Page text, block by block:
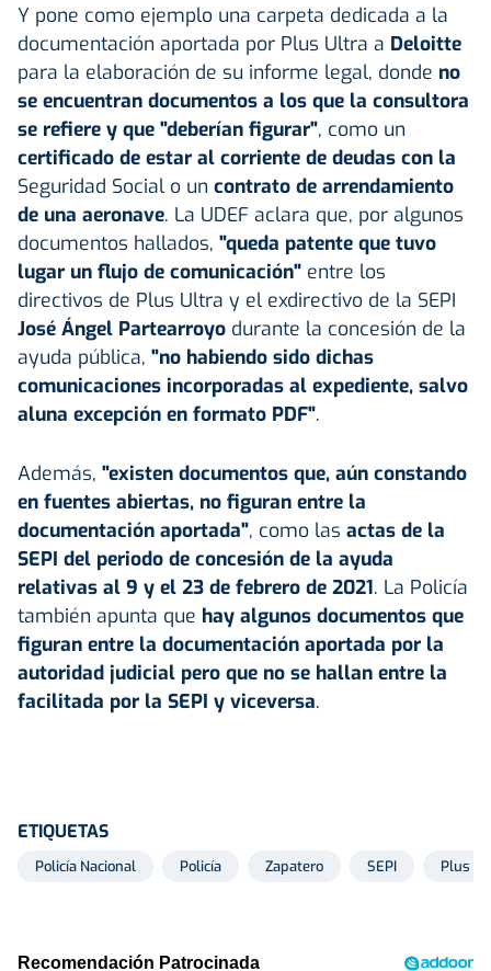
Y pone como ejemplo una carpeta dedicada a la
documentación aportada por Plus Ultra a Deloitte
para la elaboración de su informe legal, donde no
se encuentran documentos a los que la consultora
se refiere y que "deberían figurar", como un
certificado de estar al corriente de deudas con la
Seguridad Social o un contrato de arrendamiento
de una aeronave. La UDEF aclara que, por algunos
documentos hallados, "queda patente que tuvo
lugar un flujo de comunicación" entre los
directivos de Plus Ultra y el exdirectivo de la SEPI
José Ángel Partearroyo durante la concesión de la
ayuda pública, "no habiendo sido dichas
comunicaciones incorporadas al expediente, salvo
aluna excepción en formato PDF".
Además, "existen documentos que, aún constando
en fuentes abiertas, no figuran entre la
documentación aportada", como las actas de la
SEPI del periodo de concesión de la ayuda
relativas al 9 y el 23 de febrero de 2021. La Policía
también apunta que hay algunos documentos que
figuran entre la documentación aportada por la
autoridad judicial pero que no se hallan entre la
facilitada por la SEPI y viceversa.
ETIQUETAS
Policía Nacional Policía Zapatero SEPI Plus